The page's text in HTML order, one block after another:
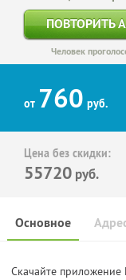
ПОВТОРИТЬ
Человек
от 760 руб.
Цена без скидки:
55720 руб.
Основное
Скачайте